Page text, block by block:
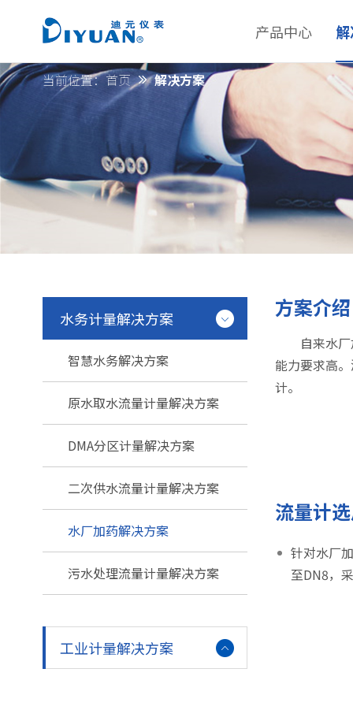
产品中心
当前位置：首页 解决方案
水务计量解决方案
智慧水务解决方案
原水取水流量计量解决方案
DMA分区计量解决方案
二次供水流量计量解决方案
水厂加药解决方案
污水处理流量计量解决方案
工业计量解决方案
方案介绍
自来水厂
能力要求高
计。
流量计
针对水厂
至DN8，